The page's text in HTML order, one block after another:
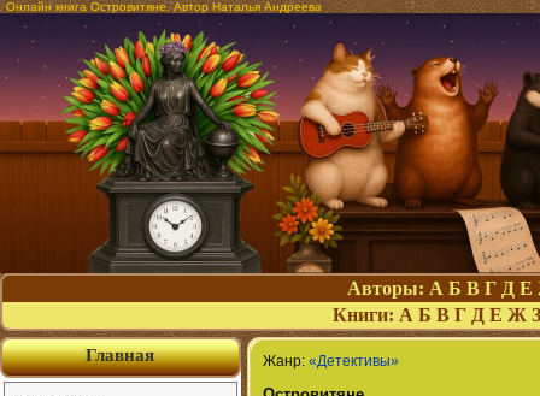
Онлайн книга Островитяне. Автор Наталья Андреева
Авторы: А Б В Г Д Е
Книги: А Б В Г Д Е Ж З
Жанр: «Детективы»
Главная